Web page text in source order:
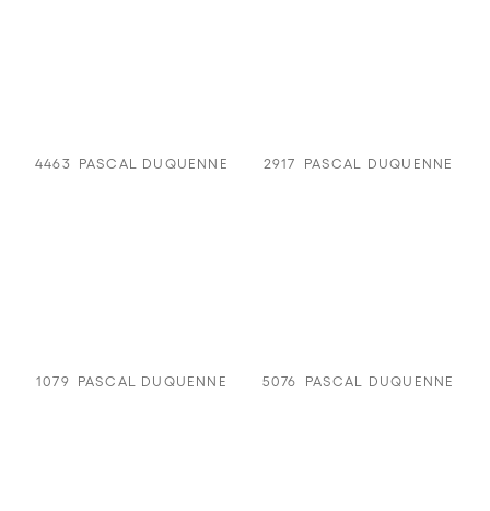
4463 PASCAL DUQUENNE 2917 PASCAL DUQUENNE
1079 PASCAL DUQUENNE 5076 PASCAL DUQUENNE